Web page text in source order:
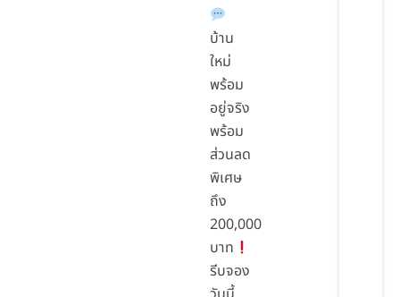
บ้าน
ใหม่
พร้อม
อยู่จริง
พร้อม
ส่วนลด
พิเศษ
ถึง
200,000
บาท
รีบจอง